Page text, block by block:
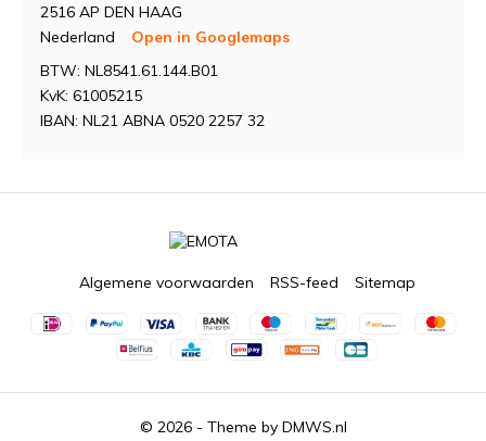
2516 AP DEN HAAG
Nederland
Open in Googlemaps
BTW: NL8541.61.144.B01
KvK: 61005215
IBAN: NL21 ABNA 0520 2257 32
© 2026 - Theme by DMWS.nl
Algemene voorwaarden RSS-feed Sitemap